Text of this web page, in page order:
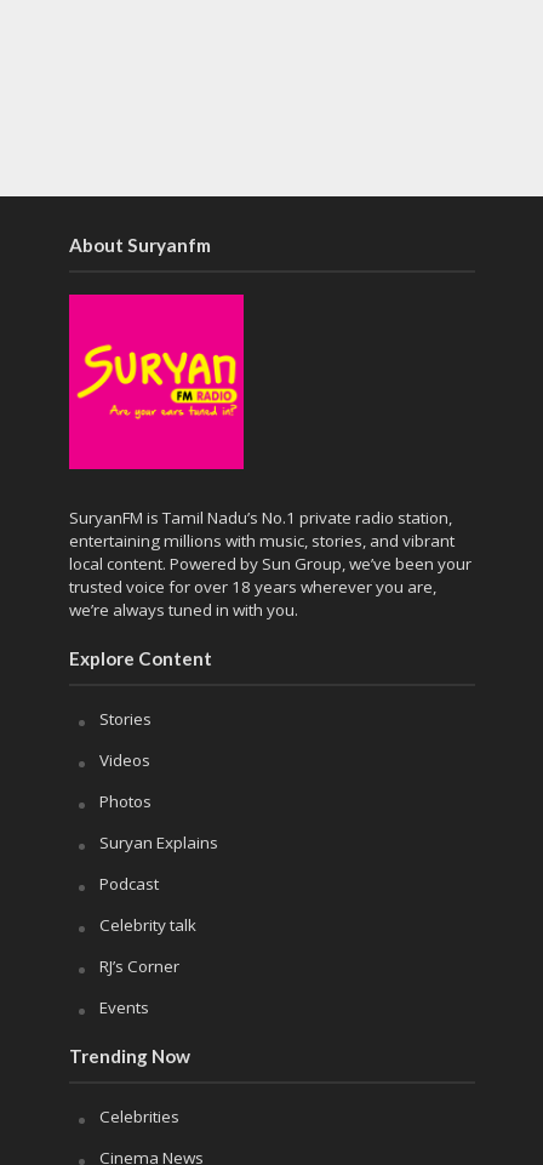
About Suryanfm
SuryanFM is Tamil Nadu’s No.1 private radio station,
entertaining millions with music, stories, and vibrant
local content. Powered by Sun Group, we’ve been your
trusted voice for over 18 years wherever you are,
we’re always tuned in with you.
Explore Content
Stories
Videos
Photos
Suryan Explains
Podcast
Celebrity talk
RJ’s Corner
Events
Trending Now
Celebrities
Cinema News